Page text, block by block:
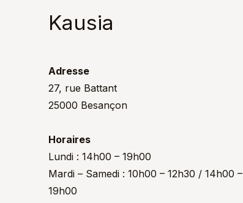
Kausia
Adresse
27, rue Battant
25000 Besançon
Horaires
Lundi : 14h00 – 19h00
Mardi – Samedi : 10h00 – 12h30 / 14h00 –
19h00